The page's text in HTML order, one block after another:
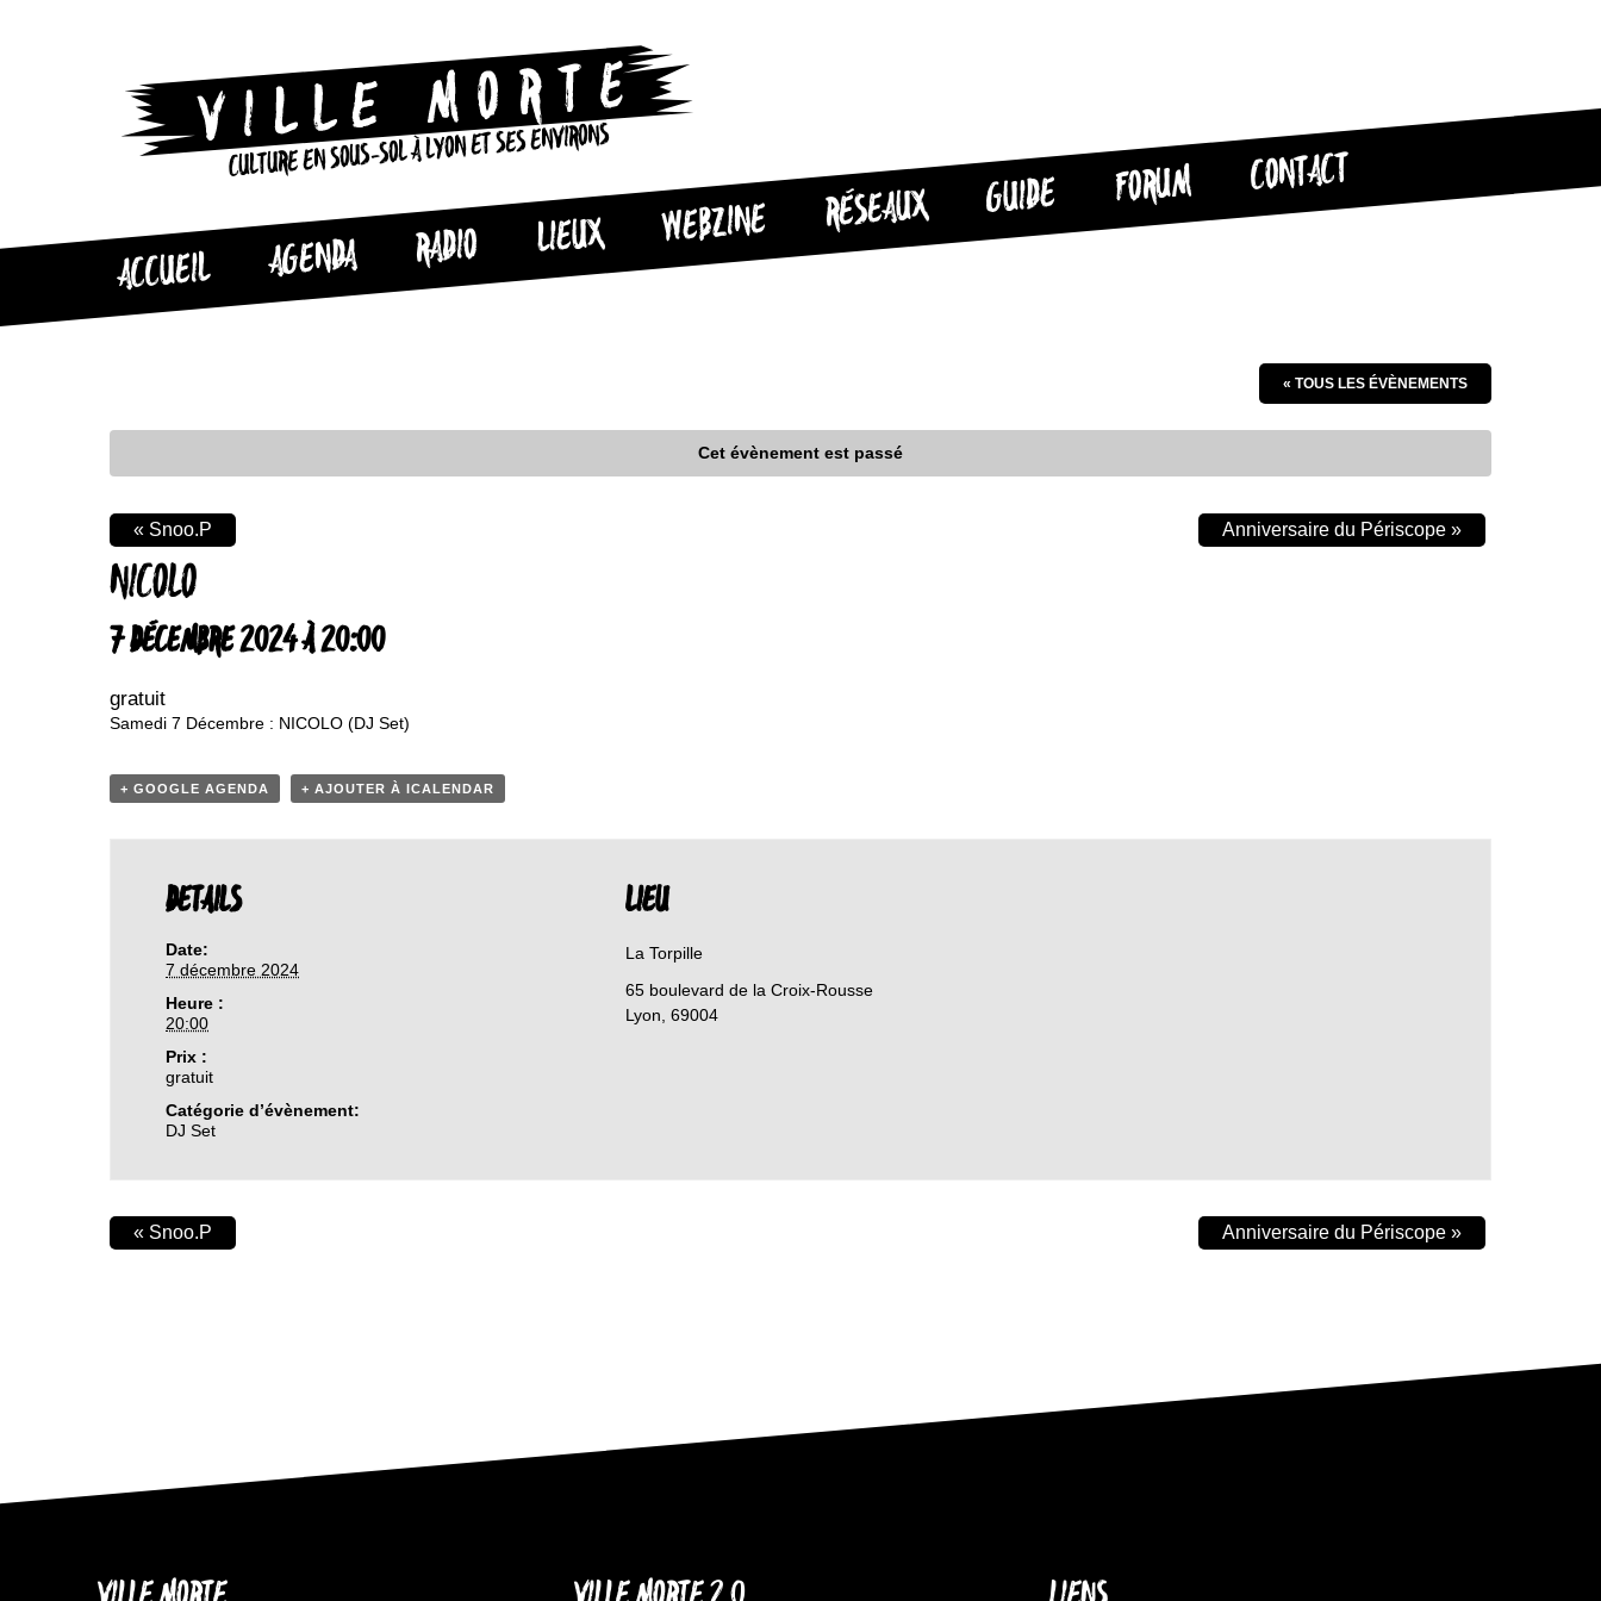
CULTURE EN SOUS-SOL À LYON ET SES ENVIRONS
ACCUEIL AGENDA RADIO LIEUX WEBZINE RÉSEAUX GUIDE FORUM CONTACT
« TOUS LES ÉVÈNEMENTS
Cet évènement est passé
NICOLO
7 DÉCEMBRE 2024 À 20:00
gratuit
« Snoo.P Anniversaire du Périscope »
Samedi 7 Décembre : NICOLO (DJ Set)
+ GOOGLE AGENDA + AJOUTER À ICALENDAR
DETAILS
Date:
7 décembre 2024
Heure :
20:00
Prix :
gratuit
Catégorie d’évènement:
DJ Set
LIEU
La Torpille
65 boulevard de la Croix-Rousse
Lyon 69004
« Snoo.P Anniversaire du Périscope »